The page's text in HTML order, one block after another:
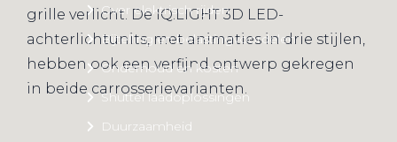
Over elektrisch rijden
Bijtelling en belastingvoordelen
Onderhoud en kosten
Shuttel laadoplossingen
Duurzaamheid
grille verlicht. De IQ.LIGHT 3D LED-
achterlichtunits, met animaties in drie stijlen,
hebben ook een verfijnd ontwerp gekregen
in beide carrosserievarianten.